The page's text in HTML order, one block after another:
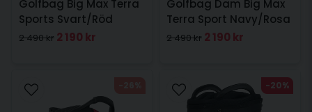
Golfbag Big Max Terra
Sports Svart/Röd
2 490 kr 2 190 kr
Golfbag Dam Big Max
Terra Sport Navy/Rosa
2 490 kr 2 190 kr
-20%